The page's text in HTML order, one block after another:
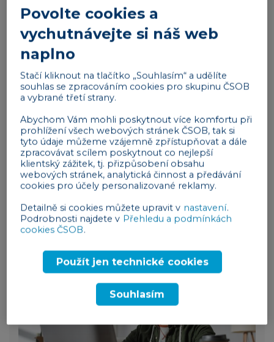
4 min
Marketingový plán pro začínající
podnikatele krok za krokem
obchod a marketing 26. 06. 2025
Povolte cookies a
vychutnávejte si náš web
naplno
Stačí kliknout na tlačítko „Souhlasím“ a udělíte
souhlas se zpracováním cookies pro skupinu ČSOB
a vybrané třetí strany.
Abychom Vám mohli poskytnout více komfortu při
prohlížení všech webových stránek ČSOB, tak si
tyto údaje můžeme vzájemně zpřístupňovat a dále
zpracovávat s cílem poskytnout co nejlepší
klientský zážitek, tj. přizpůsobení obsahu
webových stránek, analytická činnost a předávání
cookies pro účely personalizované reklamy.
Detailně si cookies můžete upravit v nastavení.
Podrobnosti najdete v Přehledu a podmínkách
cookies ČSOB.
Použít jen technické cookies
Souhlasím